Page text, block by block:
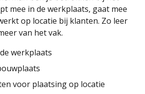
mee in de werkplaats, gaat mee
op locatie bij klanten. Zo leer
van het vak.
werkplaats
voor plaatsing op locatie